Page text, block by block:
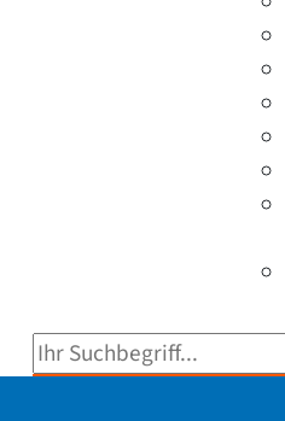
Suchbegriff eingeben